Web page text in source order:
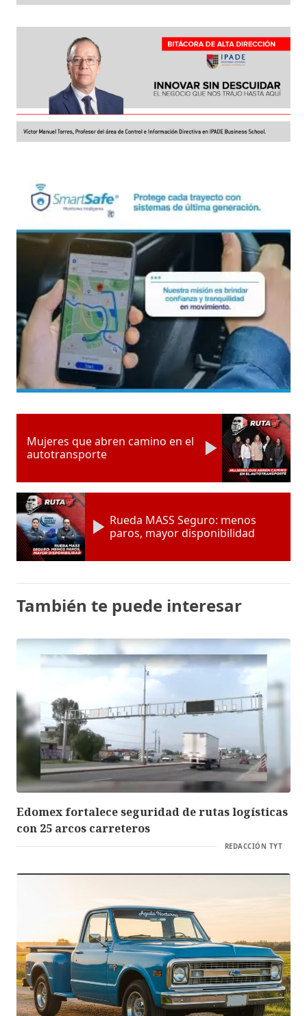
Mujeres que abren camino en el
autotransporte
Rueda MASS Seguro: menos
paros, mayor disponibilidad
También te puede interesar
Edomex fortalece seguridad de rutas logísticas
con 25 arcos carreteros
REDACCIÓN TYT